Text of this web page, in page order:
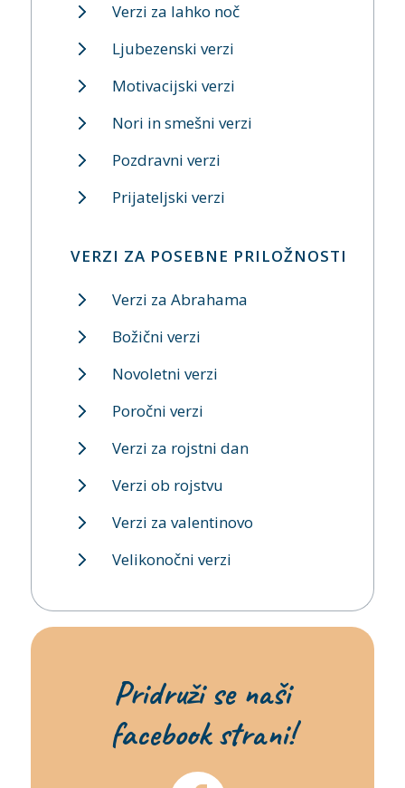
Verzi za lahko noč
Ljubezenski verzi
Motivacijski verzi
Nori in smešni verzi
Pozdravni verzi
Prijateljski verzi
VERZI ZA POSEBNE PRILOŽNOSTI
Verzi za Abrahama
Božični verzi
Novoletni verzi
Poročni verzi
Verzi za rojstni dan
Verzi ob rojstvu
Verzi za valentinovo
Velikonočni verzi
Pridruži se naši
facebook strani!